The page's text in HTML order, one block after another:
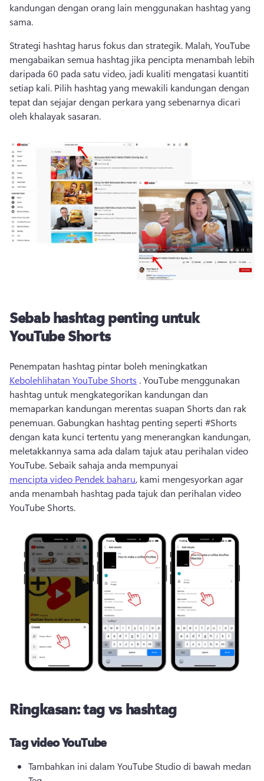
kandungan dengan orang lain menggunakan hashtag yang
sama.
Strategi hashtag harus fokus dan strategik. Malah, YouTube
mengabaikan semua hashtag jika pencipta menambah lebih
daripada 60 pada satu video, jadi kualiti mengatasi kuantiti
setiap kali. Pilih hashtag yang mewakili kandungan dengan
tepat dan sejajar dengan perkara yang sebenarnya dicari
oleh khalayak sasaran.
Sebab hashtag penting untuk
YouTube Shorts
Penempatan hashtag pintar boleh meningkatkan
Kebolehlihatan YouTube Shorts . YouTube menggunakan
hashtag untuk mengkategorikan kandungan dan
memaparkan kandungan merentas suapan Shorts dan rak
penemuan. Gabungkan hashtag penting seperti #Shorts
dengan kata kunci tertentu yang menerangkan kandungan,
meletakkannya sama ada dalam tajuk atau perihalan video
YouTube. Sebaik sahaja anda mempunyai
mencipta video Pendek baharu, kami mengesyorkan agar
anda menambah hashtag pada tajuk dan perihalan video
YouTube Shorts.
Ringkasan: tag vs hashtag
Tag video YouTube
Tambahkan ini dalam YouTube Studio di bawah medan